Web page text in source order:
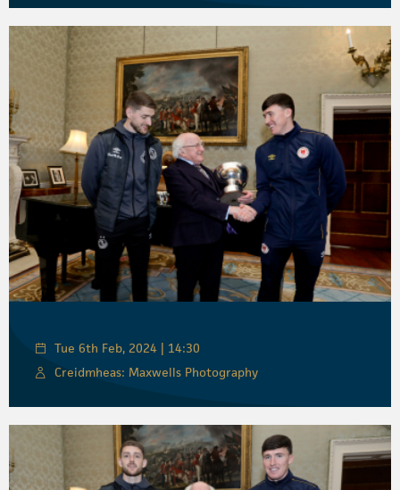
Tue 6th Feb, 2024 | 14:30
Creidmheas: Maxwells Photography